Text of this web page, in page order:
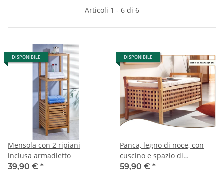
Articoli 1 - 6 di 6
DISPONIBILE
Mensola con 2 ripiani
inclusa armadietto
39,90 € *
DISPONIBILE
Panca, legno di noce, con
cuscino e spazio di
archiviazione.
59,90 € *